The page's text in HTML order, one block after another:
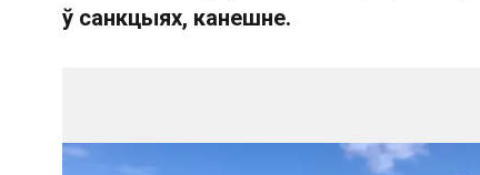
ў санкцыях, канешне.